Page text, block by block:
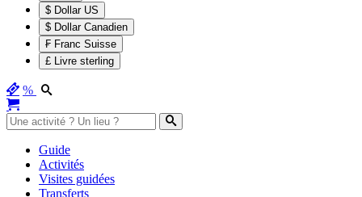
$ Dollar US
$ Dollar Canadien
₣ Franc Suisse
£ Livre sterling
%
Guide
Activités
Visites guidées
Transferts